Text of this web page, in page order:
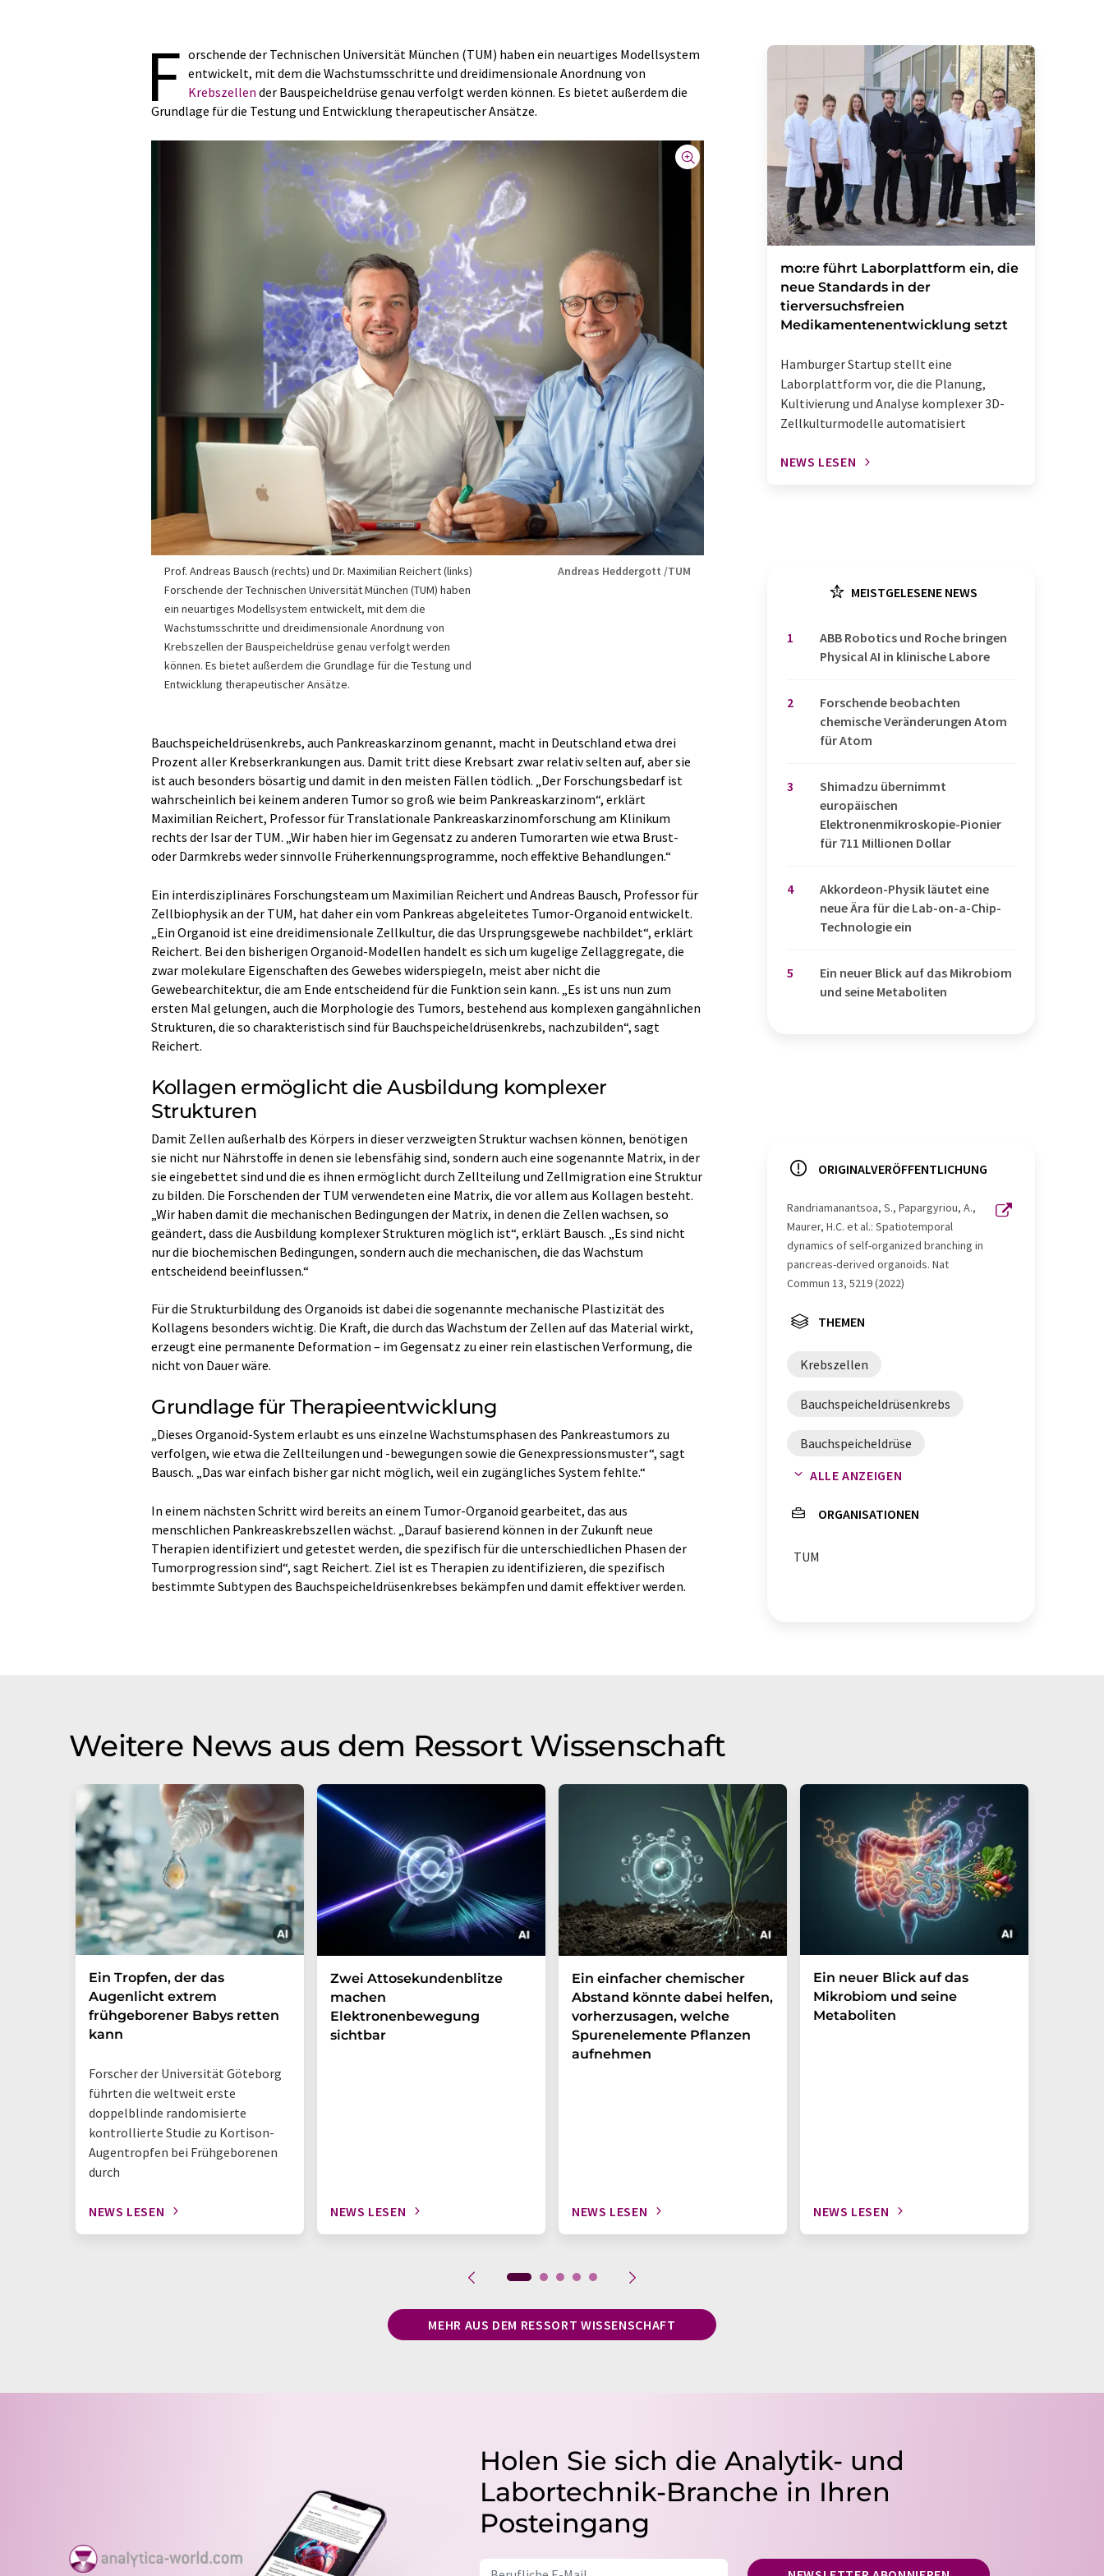
F orschende der Technischen Universität München (TUM) haben ein neuartiges Modellsystem
entwickelt, mit dem die Wachstumsschritte und dreidimensionale Anordnung von
Krebszellen der Bauspeicheldrüse genau verfolgt werden können. Es bietet außerdem die
Grundlage für die Testung und Entwicklung therapeutischer Ansätze.
Prof. Andreas Bausch (rechts) und Dr. Maximilian Reichert (links)
Forschende der Technischen Universität München (TUM) haben
ein neuartiges Modellsystem entwickelt, mit dem die
Wachstumsschritte und dreidimensionale Anordnung von
Krebszellen der Bauspeicheldrüse genau verfolgt werden
können. Es bietet außerdem die Grundlage für die Testung und
Entwicklung therapeutischer Ansätze.
Andreas Heddergott /TUM
Bauchspeicheldrüsenkrebs, auch Pankreaskarzinom genannt, macht in Deutschland etwa drei
Prozent aller Krebserkrankungen aus. Damit tritt diese Krebsart zwar relativ selten auf, aber sie
ist auch besonders bösartig und damit in den meisten Fällen tödlich. „Der Forschungsbedarf ist
wahrscheinlich bei keinem anderen Tumor so groß wie beim Pankreaskarzinom“, erklärt
Maximilian Reichert, Professor für Translationale Pankreaskarzinomforschung am Klinikum
rechts der Isar der TUM. „Wir haben hier im Gegensatz zu anderen Tumorarten wie etwa Brust-
oder Darmkrebs weder sinnvolle Früherkennungsprogramme, noch effektive Behandlungen.“
Ein interdisziplinäres Forschungsteam um Maximilian Reichert und Andreas Bausch, Professor für
Zellbiophysik an der TUM, hat daher ein vom Pankreas abgeleitetes Tumor-Organoid entwickelt.
„Ein Organoid ist eine dreidimensionale Zellkultur, die das Ursprungsgewebe nachbildet“, erklärt
Reichert. Bei den bisherigen Organoid-Modellen handelt es sich um kugelige Zellaggregate, die
zwar molekulare Eigenschaften des Gewebes widerspiegeln, meist aber nicht die
Gewebearchitektur, die am Ende entscheidend für die Funktion sein kann. „Es ist uns nun zum
ersten Mal gelungen, auch die Morphologie des Tumors, bestehend aus komplexen gangähnlichen
Strukturen, die so charakteristisch sind für Bauchspeicheldrüsenkrebs, nachzubilden“, sagt
Reichert.
Kollagen ermöglicht die Ausbildung komplexer
Strukturen
Damit Zellen außerhalb des Körpers in dieser verzweigten Struktur wachsen können, benötigen
sie nicht nur Nährstoffe in denen sie lebensfähig sind, sondern auch eine sogenannte Matrix, in der
sie eingebettet sind und die es ihnen ermöglicht durch Zellteilung und Zellmigration eine Struktur
zu bilden. Die Forschenden der TUM verwendeten eine Matrix, die vor allem aus Kollagen besteht.
„Wir haben damit die mechanischen Bedingungen der Matrix, in denen die Zellen wachsen, so
geändert, dass die Ausbildung komplexer Strukturen möglich ist“, erklärt Bausch. „Es sind nicht
nur die biochemischen Bedingungen, sondern auch die mechanischen, die das Wachstum
entscheidend beeinflussen.“
Für die Strukturbildung des Organoids ist dabei die sogenannte mechanische Plastizität des
Kollagens besonders wichtig. Die Kraft, die durch das Wachstum der Zellen auf das Material wirkt,
erzeugt eine permanente Deformation – im Gegensatz zu einer rein elastischen Verformung, die
nicht von Dauer wäre.
Grundlage für Therapieentwicklung
„Dieses Organoid-System erlaubt es uns einzelne Wachstumsphasen des Pankreastumors zu
verfolgen, wie etwa die Zellteilungen und -bewegungen sowie die Genexpressionsmuster“, sagt
Bausch. „Das war einfach bisher gar nicht möglich, weil ein zugängliches System fehlte.“
In einem nächsten Schritt wird bereits an einem Tumor-Organoid gearbeitet, das aus
menschlichen Pankreaskrebszellen wächst. „Darauf basierend können in der Zukunft neue
Therapien identifiziert und getestet werden, die spezifisch für die unterschiedlichen Phasen der
Tumorprogression sind“, sagt Reichert. Ziel ist es Therapien zu identifizieren, die spezifisch
bestimmte Subtypen des Bauchspeicheldrüsenkrebses bekämpfen und damit effektiver werden.
mo:re führt Laborplattform ein, die
neue Standards in der
tierversuchsfreien
Medikamentenentwicklung setzt
Hamburger Startup stellt eine
Laborplattform vor, die die Planung,
Kultivierung und Analyse komplexer 3D-
Zellkulturmodelle automatisiert
NEWS LESEN
MEISTGELESENE NEWS
1
​​​​​​​ABB Robotics und Roche bringen
Physical AI in klinische Labore
2
Forschende beobachten
chemische Veränderungen Atom
für Atom
3
Shimadzu übernimmt
europäischen
Elektronenmikroskopie-Pionier
für 711 Millionen Dollar
4
Akkordeon-Physik läutet eine
neue Ära für die Lab-on-a-Chip-
Technologie ein
5
Ein neuer Blick auf das Mikrobiom
und seine Metaboliten
ORIGINALVERÖFFENTLICHUNG
Randriamanantsoa, S., Papargyriou, A.,
Maurer, H.C. et al.: Spatiotemporal
dynamics of self-organized branching in
pancreas-derived organoids. Nat
Commun 13, 5219 (2022)
THEMEN
Krebszellen
Bauchspeicheldrüsenkrebs
Bauchspeicheldrüse
Pankreaskarzinome
Organoide Zellkultur
3D-Zellkulturen
ALLE ANZEIGEN
ORGANISATIONEN
TUM
Weitere News aus dem Ressort Wissenschaft
Ein Tropfen, der das
Augenlicht extrem
frühgeborener Babys retten
kann
Forscher der Universität Göteborg
führten die weltweit erste
doppelblinde randomisierte
kontrollierte Studie zu Kortison-
Augentropfen bei Frühgeborenen
durch
NEWS LESEN
Zwei Attosekundenblitze
machen
Elektronenbewegung
sichtbar
NEWS LESEN
Ein einfacher chemischer
Abstand könnte dabei helfen,
vorherzusagen, welche
Spurenelemente Pflanzen
aufnehmen
NEWS LESEN
Ein neuer Blick auf das
Mikrobiom und seine
Metaboliten
NEWS LESEN
MEHR AUS DEM RESSORT WISSENSCHAFT
Holen Sie sich die Analytik- und
Labortechnik-Branche in Ihren
Posteingang